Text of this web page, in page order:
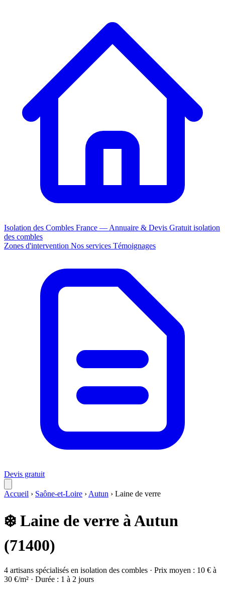
Isolation des Combles France — Annuaire & Devis Gratuit isolation
des combles
Zones d'intervention Nos services Témoignages
Devis gratuit
Accueil › Saône-et-Loire › Autun › Laine de verre
❄️ Laine de verre à Autun
(71400)
4 artisans spécialisés en isolation des combles · Prix moyen : 10 € à
30 €/m² · Durée : 1 à 2 jours